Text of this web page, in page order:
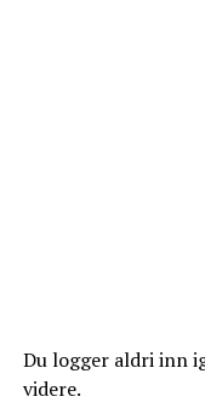
Du logger aldri inn
videre.